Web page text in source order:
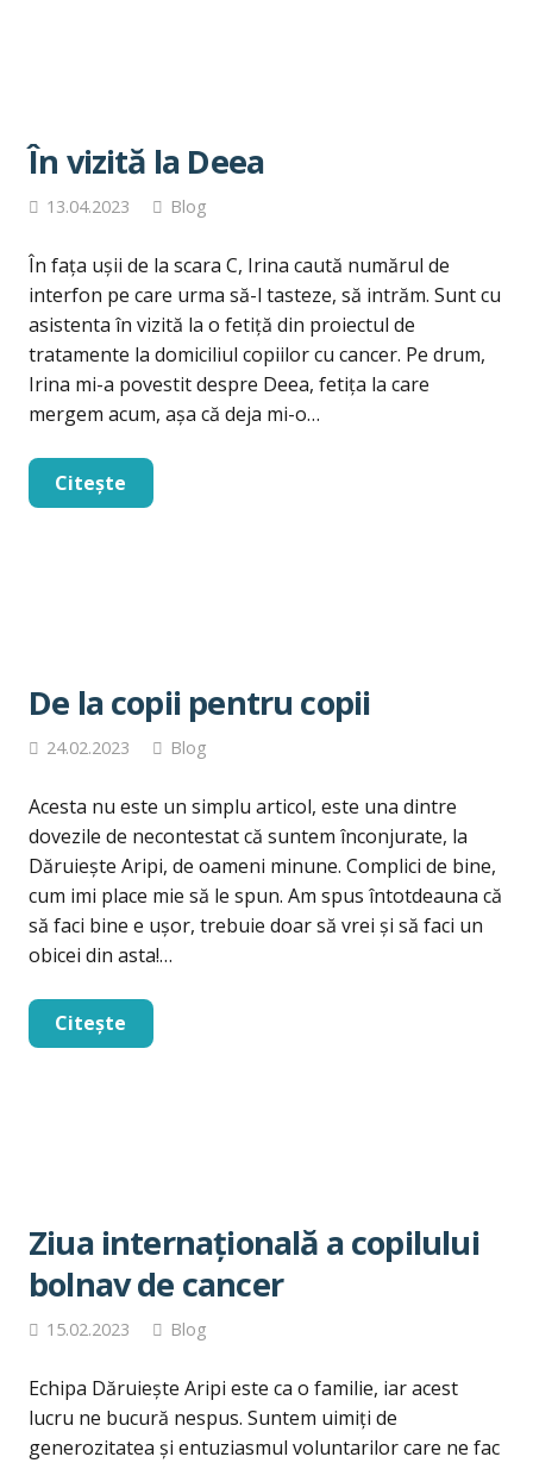
În vizită la Deea
13.04.2023 Blog
În fața ușii de la scara C, Irina caută numărul de
interfon pe care urma să-l tasteze, să intrăm. Sunt cu
asistenta în vizită la o fetiță din proiectul de
tratamente la domiciliul copiilor cu cancer. Pe drum,
Irina mi-a povestit despre Deea, fetița la care
mergem acum, așa că deja mi-o…
Citește
De la copii pentru copii
24.02.2023 Blog
Acesta nu este un simplu articol, este una dintre
dovezile de necontestat că suntem înconjurate, la
Dăruiește Aripi, de oameni minune. Complici de bine,
cum imi place mie să le spun. Am spus întotdeauna că
să faci bine e ușor, trebuie doar să vrei și să faci un
obicei din asta!…
Citește
Ziua internațională a copilului
bolnav de cancer
15.02.2023 Blog
Echipa Dăruiește Aripi este ca o familie, iar acest
lucru ne bucură nespus. Suntem uimiți de
generozitatea și entuziasmul voluntarilor care ne fac